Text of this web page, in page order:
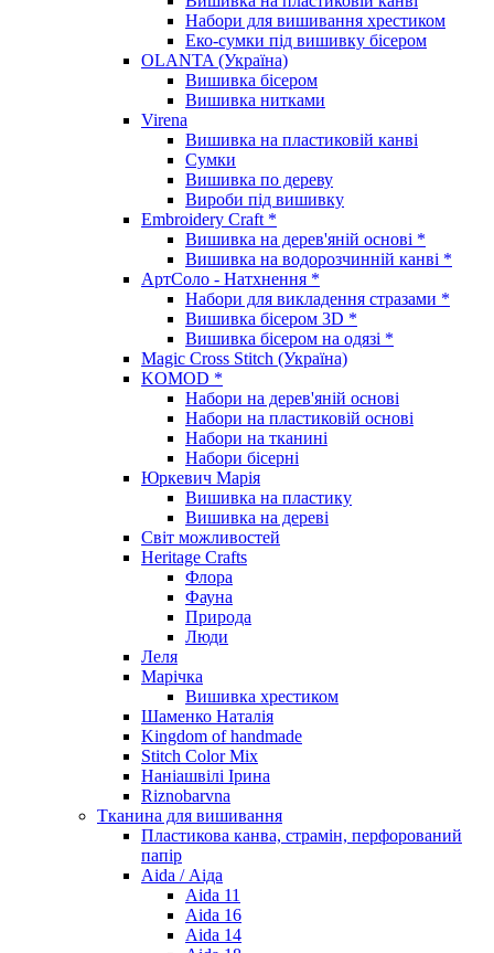
Набори для вишивання хрестиком
Еко-сумки під вишивку бісером
OLANTA (Україна)
Вишивка бісером
Вишивка нитками
Virena
Вишивка на пластиковій канві
Сумки
Вишивка по дереву
Вироби під вишивку
Embroidery Craft *
Вишивка на дерев'яній основі *
Вишивка на водорозчинній канві *
АртСоло - Натхнення *
Набори для викладення стразами *
Вишивка бісером 3D *
Вишивка бісером на одязі *
Magic Cross Stitch (Україна)
KOMOD *
Набори на дерев'яній основі
Набори на пластиковій основі
Набори на тканині
Набори бісерні
Юркевич Марія
Вишивка на пластику
Вишивка на дереві
Світ можливостей
Heritage Crafts
Флора
Фауна
Природа
Люди
Леля
Марічка
Вишивка хрестиком
Шаменко Наталія
Kingdom of handmade
Stitch Color Mix
Наніашвілі Ірина
Riznobarvna
Тканина для вишивання
Пластикова канва, страмін, перфорований
папір
Aida / Аіда
Aida 11
Aida 16
Aida 14